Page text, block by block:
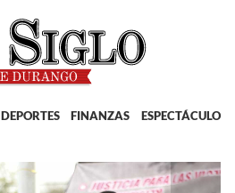
DEPORTES FINANZAS ESPECTÁCULOS